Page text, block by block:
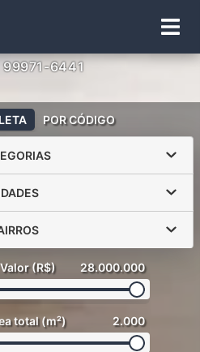
6441
POR CÓDIGO
Valor (R$) 28.000.000
total (m²) 2.000